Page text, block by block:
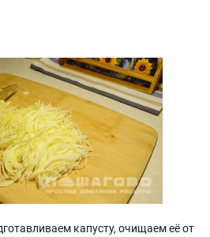
капусту, очищаем её от